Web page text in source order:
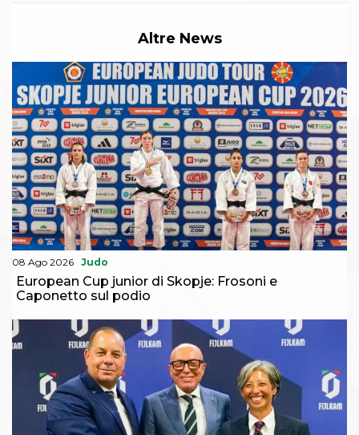
Altre News
08 Ago 2026 Judo
European Cup junior di Skopje: Frosoni e
Caponetto sul podio